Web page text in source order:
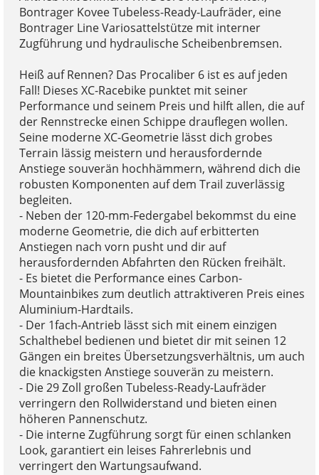
Bontrager Kovee Tubeless-Ready-Laufräder, eine
Bontrager Line Variosattelstütze mit interner
Zugführung und hydraulische Scheibenbremsen.
Heiß auf Rennen? Das Procaliber 6 ist es auf jeden
Fall! Dieses XC-Racebike punktet mit seiner
Performance und seinem Preis und hilft allen, die auf
der Rennstrecke einen Schippe drauflegen wollen.
Seine moderne XC-Geometrie lässt dich grobes
Terrain lässig meistern und herausfordernde
Anstiege souverän hochhämmern, während dich die
robusten Komponenten auf dem Trail zuverlässig
begleiten.
- Neben der 120-mm-Federgabel bekommst du eine
moderne Geometrie, die dich auf erbitterten
Anstiegen nach vorn pusht und dir auf
herausfordernden Abfahrten den Rücken freihält.
- Es bietet die Performance eines Carbon-
Mountainbikes zum deutlich attraktiveren Preis eines
Aluminium-Hardtails.
- Der 1fach-Antrieb lässt sich mit einem einzigen
Schalthebel bedienen und bietet dir mit seinen 12
Gängen ein breites Übersetzungsverhältnis, um auch
die knackigsten Anstiege souverän zu meistern.
- Die 29 Zoll großen Tubeless-Ready-Laufräder
verringern den Rollwiderstand und bieten einen
höheren Pannenschutz.
- Die interne Zugführung sorgt für einen schlanken
Look, garantiert ein leises Fahrerlebnis und
verringert den Wartungsaufwand.